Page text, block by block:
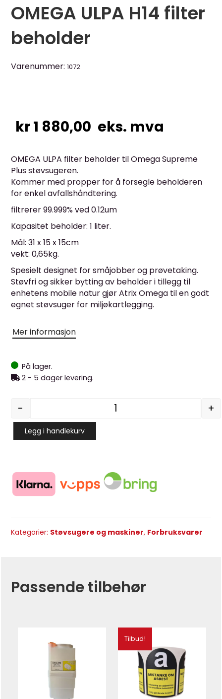
OMEGA ULPA H14 filter
beholder
Varenummer: 1072
kr1 880,00 eks. mva
OMEGA ULPA filter beholder til Omega Supreme
Plus støvsugeren.
Kommer med propper for å forsegle beholderen
for enkel avfallshåndtering.
filtrerer 99.999% ved 0.12um
Kapasitet beholder: 1 liter.
Mål: 31 x 15 x 15cm
vekt: 0,65kg.
Spesielt designet for småjobber og prøvetaking.
Støvfri og sikker bytting av beholder i tillegg til
enhetens mobile natur gjør Atrix Omega til en godt
egnet støvsuger for miljøkartlegging.
Mer informasjon
På lager.
2 - 5 dager levering.
OMEGA ULPA H14 filter
- +
Legg i handlekurv
Kategorier: Støvsugere og maskiner, Forbruksvarer
Passende tilbehør
Tilbud!